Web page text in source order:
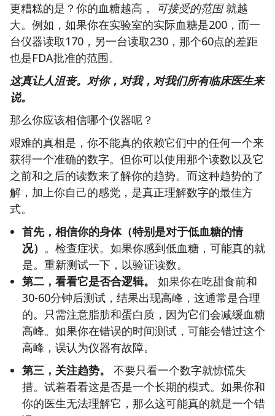
更糟糕的是？你的血糖越高，
可接受的范围就越
大。例如，如果你在实验室的实际血糖是200，而一
台仪器读取170，另一台读取230，那个60点的差距
也是FDA批准的范围。
这真让人沮丧。对你，对我，对我们所有临床医生来
说。
那么你应该相信哪个仪器呢？
艰难的真相是，你不能真的依赖它们中的任何一个来
获得一个准确的数字。但你可以使用那个读数以及它
之前和之后的读数来了解你的趋势。而这种趋势的了
解，加上你自己的感觉，是真正理解数字的最佳方
式。
首先，相信你的身体（特别是对于低血糖的情
况） 。检查症状。如果你感到低血糖，可能真的就
是。重新测试一下，以验证读数。
第二，看看它是否合逻辑。
如果你在吃甜食前和
30-60分钟后测试，结果出现高峰，这通常是合理
的。只需注意脂肪和蛋白质，因为它们会减缓血糖
高峰。如果你在错误的时间测试，可能会错过这个
高峰，误认为仪器有故障。
第三，关注趋势。
不要只看一个数字就惊慌失
措。试着看看这是否是一个长期的模式。如果你和
你的医生无法理解它，那么这可能真的就是一个错